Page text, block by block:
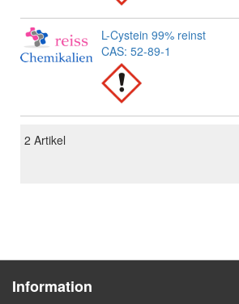
L-Cystein 99% reinst
CAS: 52-89-1
2 Artikel
Information